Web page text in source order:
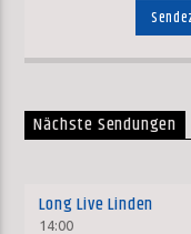
Nächste Sendungen
Long Live Linden
14:00